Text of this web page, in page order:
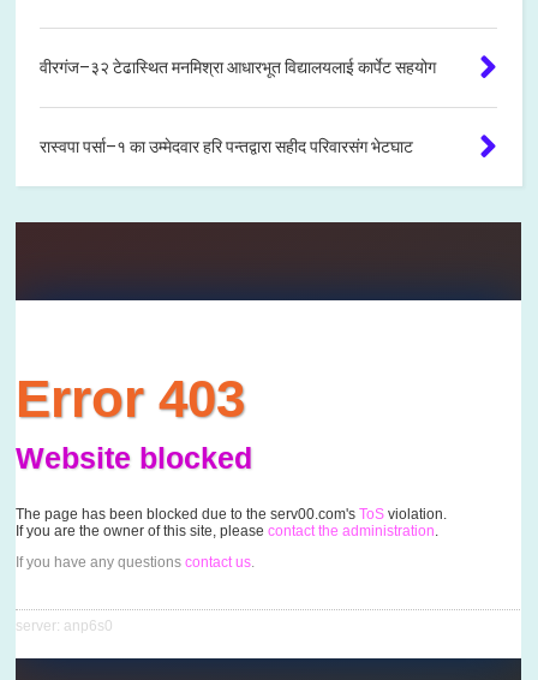
वीरगंज–३२ टेढास्थित मनमिश्रा आधारभूत विद्यालयलाई कार्पेट सहयोग
रास्वपा पर्सा–१ का उम्मेदवार हरि पन्तद्वारा सहीद परिवारसंग भेटघाट